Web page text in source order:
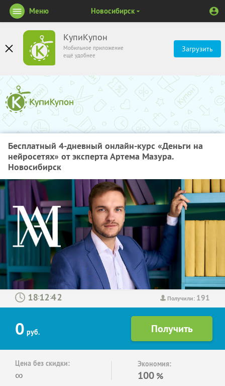
КупиКупон
Мобильное приложение
ещё удобнее
Загрузить
Меню Новосибирск
Бесплатный 4-дневный онлайн-курс «Деньги на
нейросетях» от эксперта Артема Мазура.
Новосибирск
Получили: 191
: :
0 руб.
Цена без скидки:
∞
Экономия:
100 %